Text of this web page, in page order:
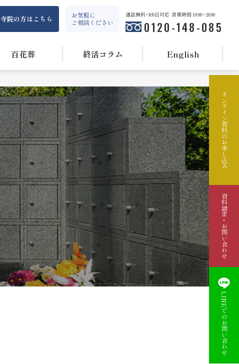
寺院の方はこちら
お気軽に
ご相談ください
通話無料・365日対応 営業時間 10:00~20:00
0120-148-085
百花葬 終活コラム English
オンライン資料のお申し込み
資料請求・お問い合わせ
LINEでのお問い合わせ